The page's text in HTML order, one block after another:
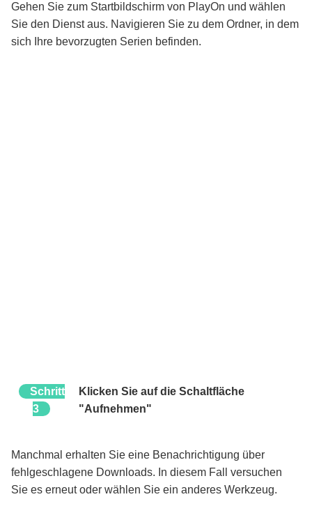
Gehen Sie zum Startbildschirm von PlayOn und wählen
Sie den Dienst aus. Navigieren Sie zu dem Ordner, in dem
sich Ihre bevorzugten Serien befinden.
Schritt
3
Klicken Sie auf die Schaltfläche
"Aufnehmen"
Manchmal erhalten Sie eine Benachrichtigung über
fehlgeschlagene Downloads. In diesem Fall versuchen
Sie es erneut oder wählen Sie ein anderes Werkzeug.